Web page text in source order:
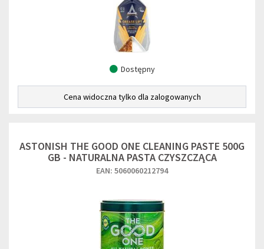
Dostępny
Cena widoczna tylko dla zalogowanych
ASTONISH THE GOOD ONE CLEANING PASTE 500G
GB - NATURALNA PASTA CZYSZCZĄCA
EAN: 5060060212794